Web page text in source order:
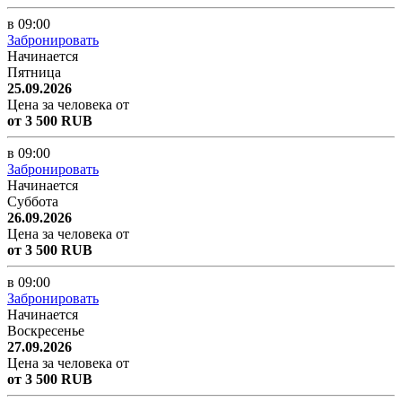
в 09:00
Забронировать
Начинается
Пятница
25.09.2026
Цена за человека от
от 3 500 RUB
в 09:00
Забронировать
Начинается
Суббота
26.09.2026
Цена за человека от
от 3 500 RUB
в 09:00
Забронировать
Начинается
Воскресенье
27.09.2026
Цена за человека от
от 3 500 RUB